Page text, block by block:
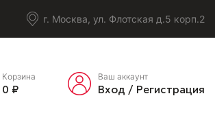
г. Москва, ул. Флотская д.5 корп.2
Корзина
0 ₽
Ваш аккаунт
Вход / Регистрация